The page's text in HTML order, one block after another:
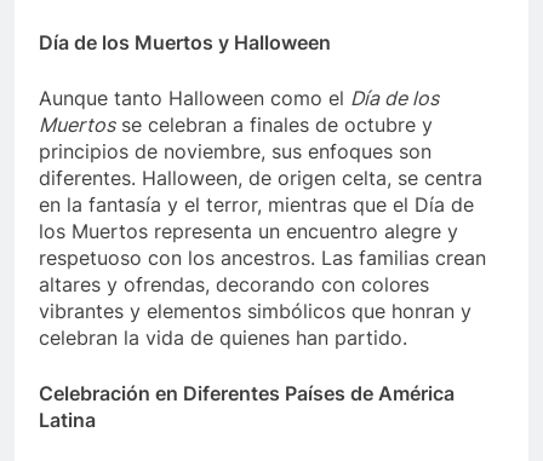
Día de los Muertos y Halloween
Aunque tanto Halloween como el Día de los
Muertosse celebran a finales de octubre y
principios de noviembre, sus enfoques son
diferentes. Halloween, de origen celta, se centra
en la fantasía y el terror, mientras que el Día de
los Muertos representa un encuentro alegre y
respetuoso con los ancestros. Las familias crean
altares y ofrendas, decorando con colores
vibrantes y elementos simbólicos que honran y
celebran la vida de quienes han partido.
Celebración en Diferentes Países de América
Latina